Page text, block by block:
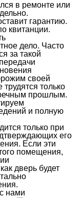
в ремонте или
гарантию.
квитанции.
дело. Часто
за такой
своей
только
прошлым.
и полную
только при
его
Если эти
помещения,
дверь будет
нами